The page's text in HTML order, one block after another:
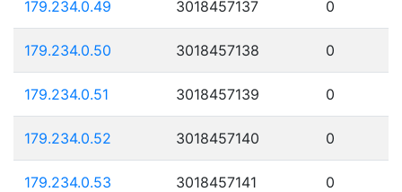
179.234.0.49 3018457137 0
179.234.0.50 3018457138 0
179.234.0.51 3018457139 0
179.234.0.52 3018457140 0
179.234.0.53 3018457141 0